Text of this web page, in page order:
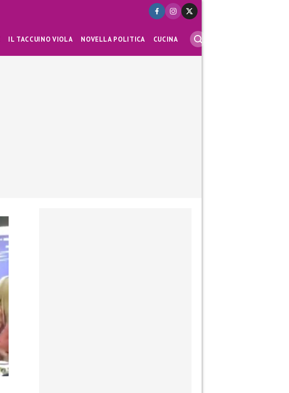
IL TACCUINO VIOLA NOVELLA POLITICA CUCINA